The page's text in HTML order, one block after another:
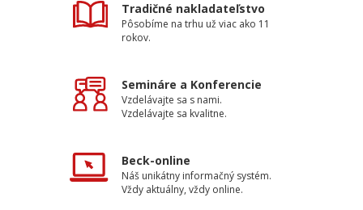
Tradičné nakladateľstvo
Pôsobíme na trhu už viac ako 11
rokov.
Semináre a Konferencie
Vzdelávajte sa s nami.
Vzdelávajte sa kvalitne.
Beck-online
Náš unikátny informačný systém.
Vždy aktuálny, vždy online.